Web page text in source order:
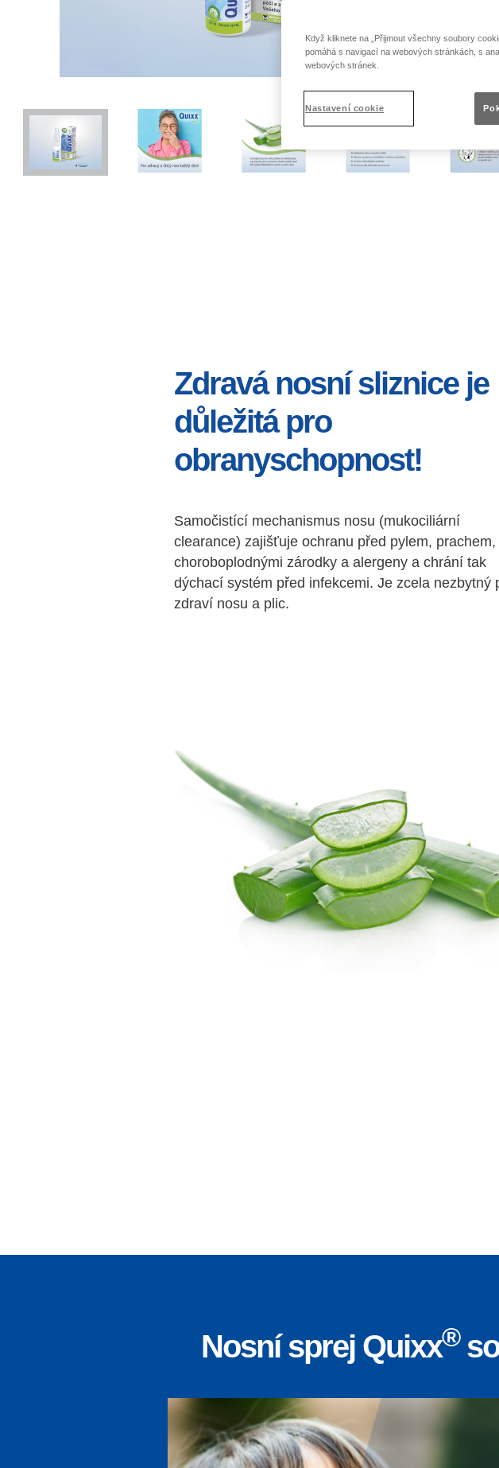
Zdravá nosní sliznice je
důležitá pro
obranyschopnost!
Samočistící mechanismus nosu (mukociliární
clearance) zajišťuje ochranu před pylem, prachem,
choroboplodnými zárodky a alergeny a chrání tak
dýchací systém před infekcemi. Je zcela nezbytný
zdraví nosu a plic.
Nosní sprej Quixx®
Když kliknete na „Přijmout všechny soubory
pomáhá s navigací na webových stránkách, s
webových stránek.
Nastavení cookie